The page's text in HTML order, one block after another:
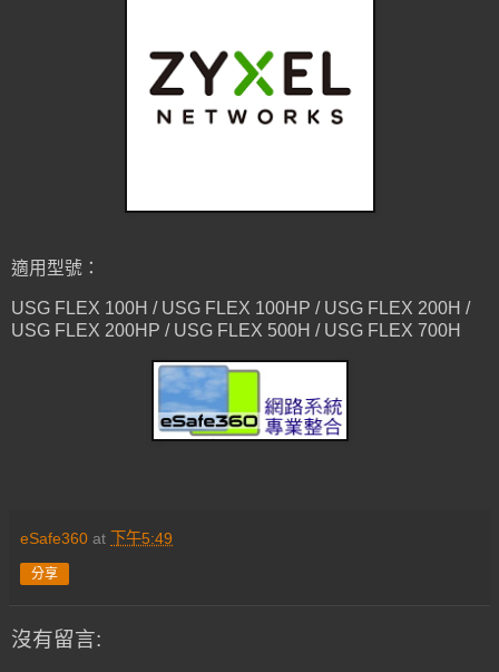
適用型號：
USG FLEX 100H / USG FLEX 100HP / USG FLEX 200H /
USG FLEX 200HP / USG FLEX 500H / USG FLEX 700H
eSafe360 at 下午5:49
分享
沒有留言: